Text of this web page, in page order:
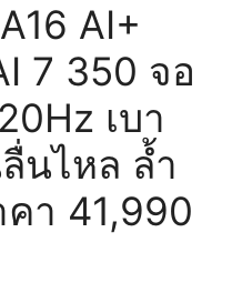
AI+
7 350 จอ
เบา
นไหล ล้ำ
า 41,990